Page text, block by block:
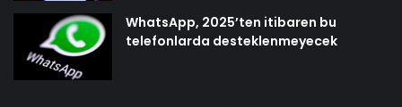
WhatsApp, 2025’ten itibaren bu
telefonlarda desteklenmeyecek